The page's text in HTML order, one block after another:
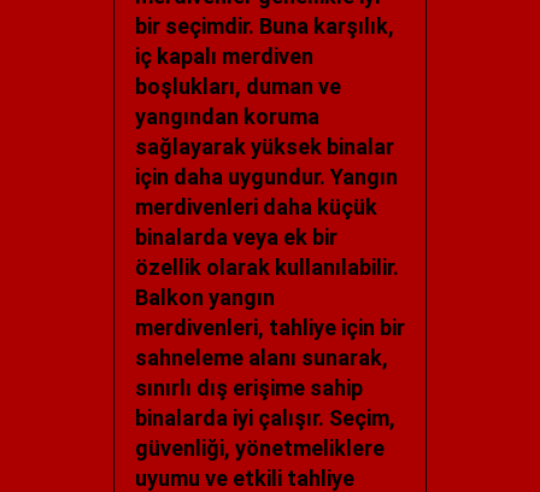
bir seçimdir. Buna karşılık,
iç kapalı merdiven
boşlukları, duman ve
yangından koruma
sağlayarak yüksek binalar
için daha uygundur. Yangın
merdivenleri daha küçük
binalarda veya ek bir
özellik olarak kullanılabilir.
Balkon yangın
merdivenleri, tahliye için bir
sahneleme alanı sunarak,
sınırlı dış erişime sahip
binalarda iyi çalışır. Seçim,
güvenliği, yönetmeliklere
uyumu ve etkili tahliye